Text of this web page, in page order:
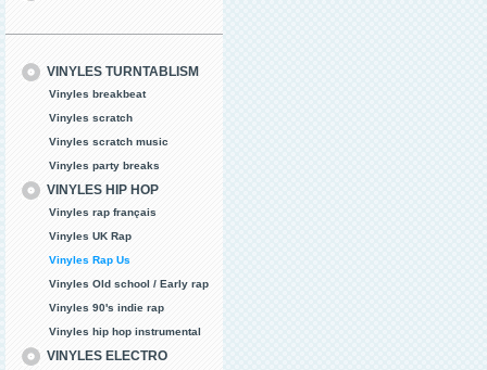
VINYLES TURNTABLISM
Vinyles breakbeat
Vinyles scratch
Vinyles scratch music
Vinyles party breaks
VINYLES HIP HOP
Vinyles rap français
Vinyles UK Rap
Vinyles Rap Us
Vinyles Old school / Early rap
Vinyles 90's indie rap
Vinyles hip hop instrumental
VINYLES ELECTRO